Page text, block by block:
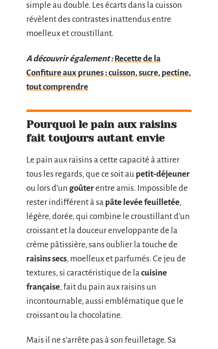
simple au double. Les écarts dans la cuisson
révèlent des contrastes inattendus entre
moelleux et croustillant.
A découvrir également : Recette de la
Confiture aux prunes : cuisson, sucre, pectine,
tout comprendre
Pourquoi le pain aux raisins
fait toujours autant envie
Le pain aux raisins a cette capacité à attirer
tous les regards, que ce soit au petit-déjeuner
ou lors d’un goûterentre amis. Impossible de
rester indifférent à sa pâte levée feuilletée,
légère, dorée, qui combine le croustillant d’un
croissant et la douceur enveloppante de la
crème pâtissière, sans oublier la touche de
raisins secs, moelleux et parfumés. Ce jeu de
textures, si caractéristique de la cuisine
française, fait du pain aux raisins un
incontournable, aussi emblématique que le
croissant ou la chocolatine.
Mais il ne s’arrête pas à son feuilletage. Sa